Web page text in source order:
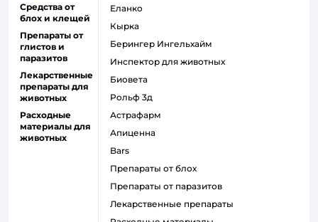
Средства от
блох и клещей
Препараты от
глистов и
паразитов
Лекарственные
препараты для
животных
Расходные
материалы для
животных
Еланко
Кырка
Берингер Ингельхайм
Инспектор для животных
Биовета
Рольф 3д
Астрафарм
Апиценна
Bars
Препараты от блох
Препараты от паразитов
Лекарственные препараты